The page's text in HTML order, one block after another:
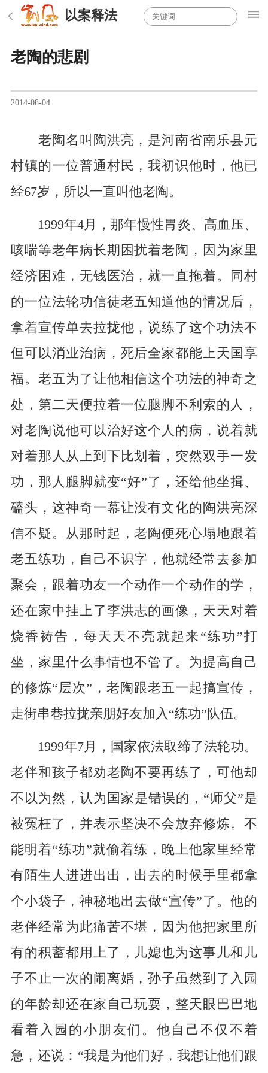
以案释法
老陶的悲剧
2014-08-04
老陶名叫陶洪亮，是河南省南乐县元
村镇的一位普通村民，我初识他时，他已
经67岁，所以一直叫他老陶。
1999年4月，那年慢性胃炎、高血压、
咳喘等老年病长期困扰着老陶，因为家里
经济困难，无钱医治，就一直拖着。同村
的一位法轮功信徒老五知道他的情况后，
拿着宣传单去拉拢他，说练了这个功法不
但可以消业治病，死后全家都能上天国享
福。老五为了让他相信这个功法的神奇之
处，第二天便拉着一位腿脚不利索的人，
对老陶说他可以治好这个人的病，说着就
对着那人从上到下比划着，突然双手一发
功，那人腿脚就变“好”了，还给他坐揖、
磕头，这神奇一幕让没有文化的陶洪亮深
信不疑。从那时起，老陶便死心塌地跟着
老五练功，自己不识字，他就经常去参加
聚会，跟着功友一个动作一个动作的学，
还在家中挂上了李洪志的画像，天天对着
烧香祷告，每天天不亮就起来“练功”打
坐，家里什么事情也不管了。为提高自己
的修炼“层次”，老陶跟老五一起搞宣传，
走街串巷拉拢亲朋好友加入“练功”队伍。
1999年7月，国家依法取缔了法轮功。
老伴和孩子都劝老陶不要再练了，可他却
不以为然，认为国家是错误的，“师父”是
被冤枉了，并表示坚决不会放弃修炼。不
能明着“练功”就偷着练，晚上他家里经常
有陌生人进进出出，出去的时候手里都拿
个小袋子，神秘地出去做“宣传”了。他的
老伴经常为此痛苦不堪，因为他把家里所
有的积蓄都用上了，儿媳也为这事儿和儿
子不止一次的闹离婚，孙子虽然到了入园
的年龄却还在家自己玩耍，整天眼巴巴地
看着入园的小朋友们。他自己不仅不着
急，还说：“我是为他们好，我想让他们跟